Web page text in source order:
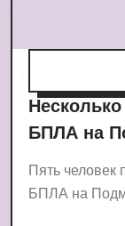
БПЛА на
Пять человек
БПЛА на